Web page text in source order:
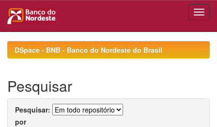
navigationDSpace - BNB - Banco do Nordeste do Brasil
Pesquisar
Pesquisar:
por